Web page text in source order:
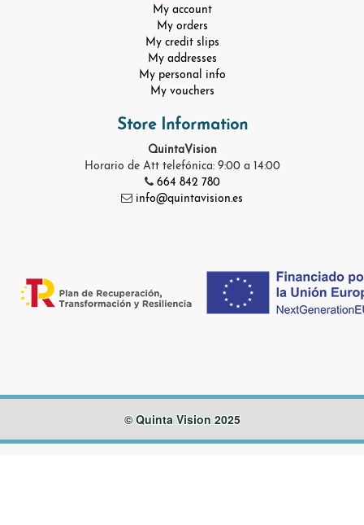
My account
My orders
My credit slips
My addresses
My personal info
My vouchers
Store Information
QuintaVision
Horario de Att telefónica: 9:00 a 14:00
664 842 780
info@quintavision.es
© Quinta Vision 2025